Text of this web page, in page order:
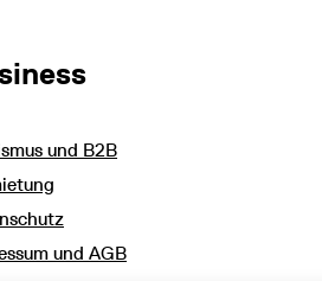
und B2B
und AGB